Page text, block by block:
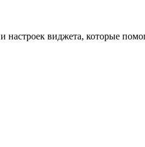
виджета, которые